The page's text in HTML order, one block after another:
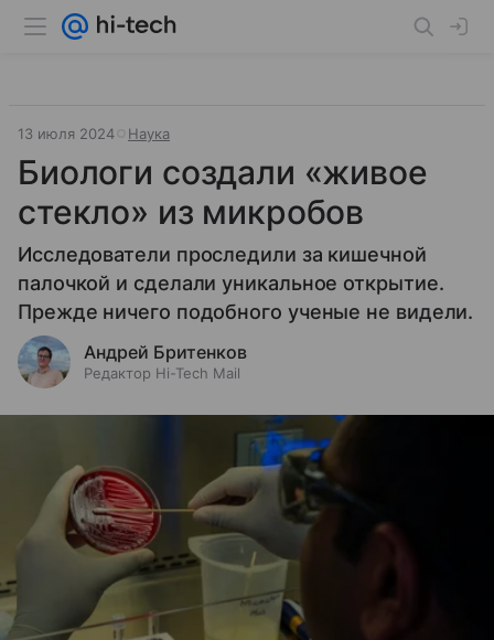
13 июля 2024 Наука
Биологи создали «живое
стекло» из микробов
Исследователи проследили за кишечной
палочкой и сделали уникальное открытие.
Прежде ничего подобного ученые не видели.
Андрей Бритенков
Редактор Hi-Tech Mail